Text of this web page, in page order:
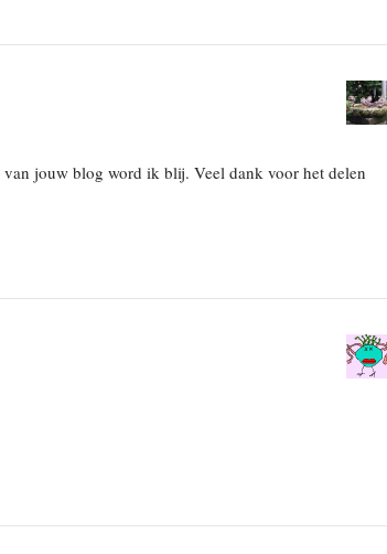
jouw blog word ik blij. Veel dank voor het delen